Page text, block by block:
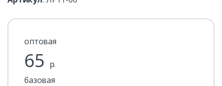
оптовая
65 р.
базовая